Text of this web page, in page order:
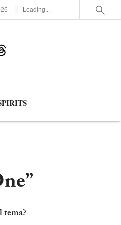
España elimina a Francia y
Loading...
tema?